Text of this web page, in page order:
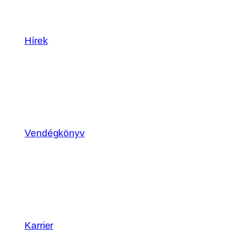
Hírek
Vendégkönyv
Karrier